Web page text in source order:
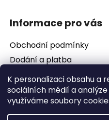
K personalizaci obsahu a
sociálních médií a
využíváme soubory
Informace pro vás
Obchodní podmínky
Dodání a platba
Podmínky ochrany